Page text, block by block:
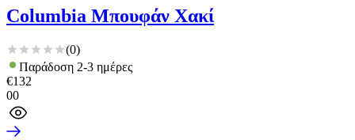
Columbia Μπουφάν Χακί
(0)
Παράδοση 2-3 ημέρες
€132
00